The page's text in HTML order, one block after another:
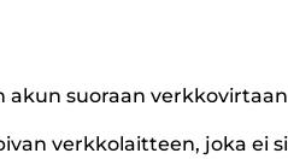
akun suoraan
verkkolaitteen, joka ei